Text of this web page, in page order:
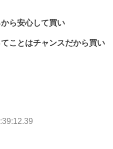
ら安心して買い
ことはチャンスだから買い